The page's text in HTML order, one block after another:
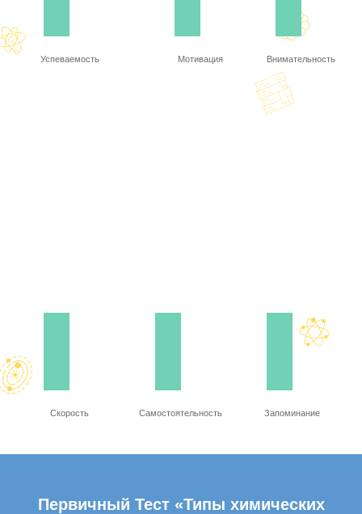
Успеваемость Мотивация Внимательность
Скорость Самостоятельность Запоминание
Первичный Тест «Типы химических